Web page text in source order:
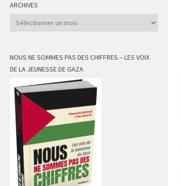
ARCHIVES
Archives
NOUS NE SOMMES PAS DES CHIFFRES – LES VOIX
DE LA JEUNESSE DE GAZA